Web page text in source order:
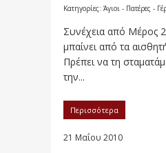
Κατηγορίες: Άγιοι - Πατέρες -
Συνέχεια από Μέρος
μπαίνει από τα
Πρέπει να τη
την...
Περισσότερα
21 Μαΐου 2010